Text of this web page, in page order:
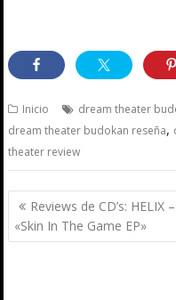
Inicio dream theater
dream theater budokan reseña,
theater review
Navegación
de
entradas
Reviews de CD’s: HELIX –
«Skin In The Game EP»